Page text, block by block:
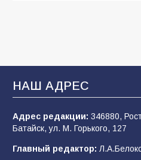
«Мобилизация или
деле происходит в
2026 года
В Батайске
НАШ АДРЕС
Адрес редакции: 346880,
Батайск, ул. М. Горького, 127
Главный редактор: